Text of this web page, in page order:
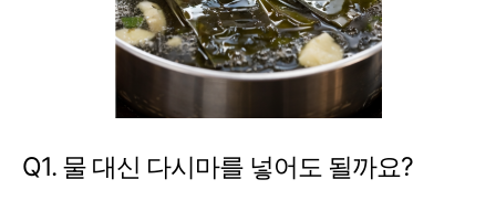
Q1. 물 대신 다시마를 넣어도 될까요?